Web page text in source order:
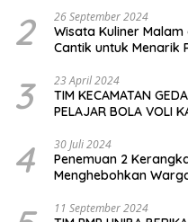
2 26 September 2024
Wisata Kuliner
Cantik untuk Menarik
3 23 April 2024
TIM KECAMATAN
PELAJAR BOLA VOLI
4 30 Juli 2024
Penemuan 2
Menghebohkan
11 September 2024